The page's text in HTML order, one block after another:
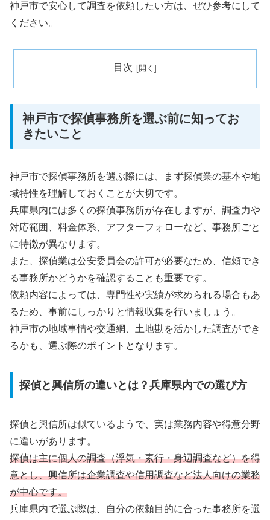
神戸市で安心して調査を依頼したい方は、ぜひ参考にして
ください。
目次
神戸市で探偵事務所を選ぶ前に知ってお
きたいこと
神戸市で探偵事務所を選ぶ際には、まず探偵業の基本や地
域特性を理解しておくことが大切です。
兵庫県内には多くの探偵事務所が存在しますが、調査力や
対応範囲、料金体系、アフターフォローなど、事務所ごと
に特徴が異なります。
また、探偵業は公安委員会の許可が必要なため、信頼でき
る事務所かどうかを確認することも重要です。
依頼内容によっては、専門性や実績が求められる場合もあ
るため、事前にしっかりと情報収集を行いましょう。
神戸市の地域事情や交通網、土地勘を活かした調査ができ
るかも、選ぶ際のポイントとなります。
探偵と興信所の違いとは？兵庫県内での選び方
探偵と興信所は似ているようで、実は業務内容や得意分野
に違いがあります。
探偵は主に個人の調査（浮気・素行・身辺調査など）を得
意とし、興信所は企業調査や信用調査など法人向けの業務
が中心です。
兵庫県内で選ぶ際は、自分の依頼目的に合った事務所を選